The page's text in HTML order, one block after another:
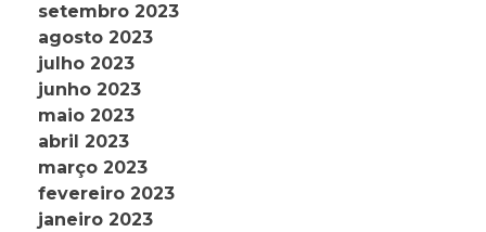
setembro 2023
agosto 2023
julho 2023
junho 2023
maio 2023
abril 2023
março 2023
fevereiro 2023
janeiro 2023